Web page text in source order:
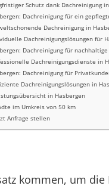
Schutz dank Dachreinigung
Dachreinigung für ein
Dachreinigung in
Dachreinigungslösungen für
Dachreinigung für
Dachreinigungsdienste in
Dachreinigung für
Dachreinigungslösungen in
in Hasbergen
im Umkreis von 50 km
Anfrage stellen
kommen, um die